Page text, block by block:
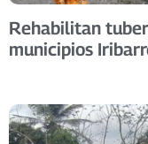
Rehabilitan
municipios